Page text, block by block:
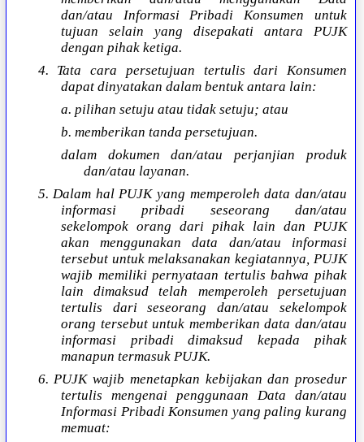
dan/atau Informasi Pribadi Konsumen untuk
tujuan selain yang disepakati antara PUJK
dengan pihak ketiga.
4. Tata cara persetujuan tertulis dari Konsumen
dapat dinyatakan dalam bentuk antara lain:
a. pilihan setuju atau tidak setuju; atau
b. memberikan tanda persetujuan.
dalam dokumen dan/atau perjanjian produk
dan/atau layanan.
5. Dalam hal PUJK yang memperoleh data dan/atau
informasi pribadi seseorang dan/atau
sekelompok orang dari pihak lain dan PUJK
akan menggunakan data dan/atau informasi
tersebut untuk melaksanakan kegiatannya, PUJK
wajib memiliki pernyataan tertulis bahwa pihak
lain dimaksud telah memperoleh persetujuan
tertulis dari seseorang dan/atau sekelompok
orang tersebut untuk memberikan data dan/atau
informasi pribadi dimaksud kepada pihak
manapun termasuk PUJK.
6. PUJK wajib menetapkan kebijakan dan prosedur
tertulis mengenai penggunaan Data dan/atau
Informasi Pribadi Konsumen yang paling kurang
memuat: